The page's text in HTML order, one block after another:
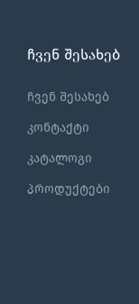
ჩვენ შესახებ
ჩვენ შესახებ
კონტაქტი
კატალოგი
პროდუქტები